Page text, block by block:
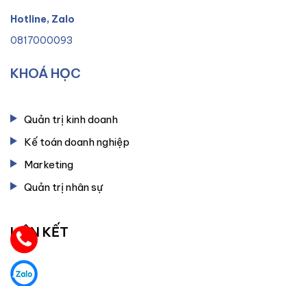
Hotline, Zalo
0817000093
KHOÁ HỌC
Quản trị kinh doanh
Kế toán doanh nghiệp
Marketing
Quản trị nhân sự
LIÊN KẾT